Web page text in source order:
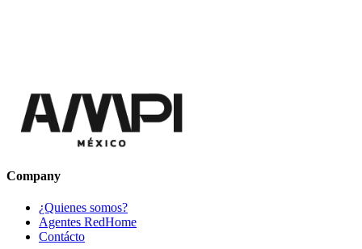
Company
¿Quienes somos?
Agentes RedHome
Contácto